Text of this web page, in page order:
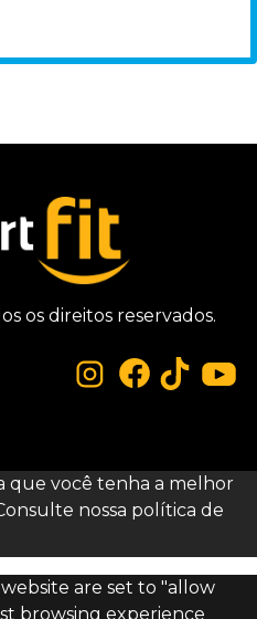
os direitos reservados.
que você tenha a melhor
nossa política de
are set to "allow
browsing experience